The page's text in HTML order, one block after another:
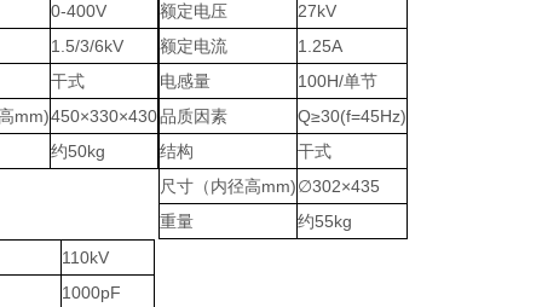
0-400V
1.5/3/6kV
干式
mm)450×330×430
约50kg
额定电压
27kV
额定电流
1.25A
电感量
100H/单节
品质因素
Q≥30(f=45Hz)
结构
干式
尺寸（内径高mm)∅302×435
重量
约55kg
110kV
1000pF